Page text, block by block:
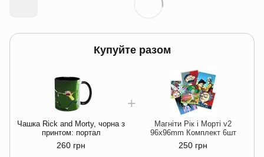
Купуйте разом
Чашка Rick and Morty, чорна з
принтом: портал
260 грн
Магніти Рік і Морті v2
96х96mm Комплект 6шт
250 грн